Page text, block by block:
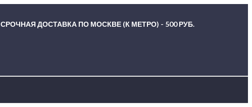
СРОЧНАЯ ДОСТАВКА ПО МОСКВЕ (К МЕТРО) - 500 РУБ.